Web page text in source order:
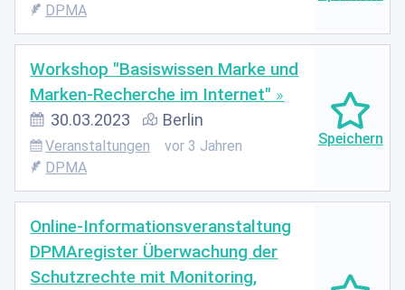
DPMA
Workshop "Basiswissen Marke und
Marken-Recherche im Internet"
30.03.2023 Berlin
Veranstaltungen
vor 3 Jahren
DPMA
Online-Informationsveranstaltung
DPMAregister Überwachung der
Schutzrechte mit Monitoring,